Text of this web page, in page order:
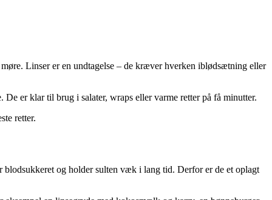
Linser er en undtagelse – de kræver hverken iblødsætning eller
er klar til brug i salater, wraps eller varme retter på få minutter.
retter.
og holder sulten væk i lang tid. Derfor er de et oplagt